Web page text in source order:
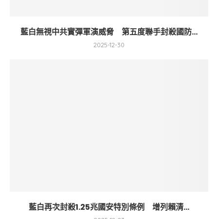
藍白無視中共實彈軍演威脅 第五度聯手封殺國防...
2025-12-30
藍白再次封殺1.25兆國安特別條例 增列賴清...